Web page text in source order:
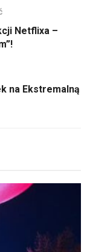
Netflixa –
na Ekstremalną